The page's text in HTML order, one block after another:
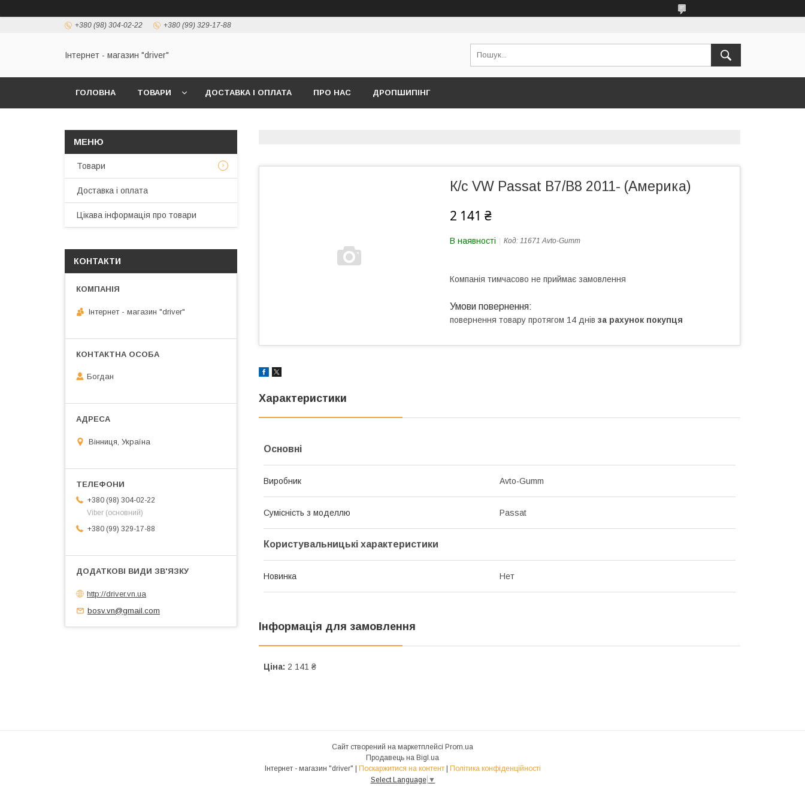
+380 (98) 304-02-22 +380 (99) 329-17-88
Інтернет - магазин "driver"
ГОЛОВНА ТОВАРИ ДОСТАВКА І ОПЛАТА ПРО НАС ДРОПШИПІНГ
К/с VW Passat B7/B8 2011- (Америка)
2 141 ₴
В наявності Код: 11671 Avto-Gumm
Компанія тимчасово не приймає замовлення
повернення товару протягом 14 днів за рахунок покупця
Характеристики
Основні
Виробник Avto-Gumm
Сумісність з моделлю Passat
Користувальницькі характеристики
Новинка Нет
Інформація для замовлення
Ціна: 2 141 ₴
Товари
Доставка і оплата
Цікава інформація про товари
КОНТАКТИ
Інтернет - магазин "driver"
Богдан
Вінниця, Україна
+380 (98) 304-02-22
Viber (основний)
+380 (99) 329-17-88
http://driver.vn.ua
bosv.vn@gmail.com
Сайт створений на маркетплейсі Prom.ua
Продавець на Bigl.ua
Поскаржитися на контент
Політика конфіденційності
Select Language ▼